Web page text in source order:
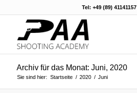
Tel: +49 (89) 41141157
Archiv für das Monat: Juni, 2020
Sie sind hier: Startseite / 2020 / Juni